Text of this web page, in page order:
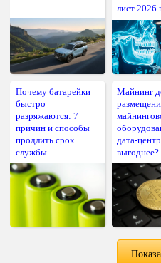
лист 2026
Почему батарейки
быстро
разряжаются: 7
причин и способы
продлить срок
службы
Майнинг
дата-
выгоднее?